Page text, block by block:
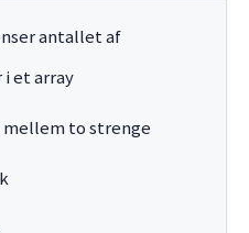
antallet af
i et array
to strenge